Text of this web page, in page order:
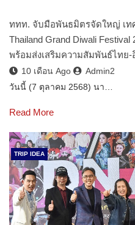
ททท. จับมือพันธมิตรจัดใหญ่ เท
Thailand Grand Diwali Festival
พร้อมส่งเสริมความสัมพันธ์ไทย-
10 เดือน Ago
Admin2
วันนี้ (7 ตุลาคม 2568) นา…
Read More
TRIP IDEA